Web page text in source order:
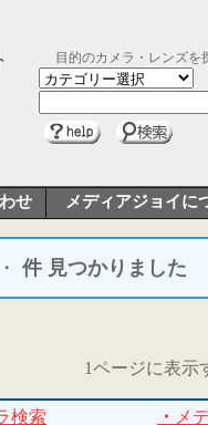
目的のカメラ・レンズを
せ メディアジョイに
件 見つかりました
1ページに表示
検索 ・ メ